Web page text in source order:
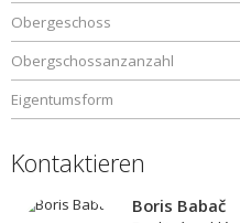
Obergeschoss
Obergschossanzanzahl
Eigentumsform
Kontaktieren
Boris Babač